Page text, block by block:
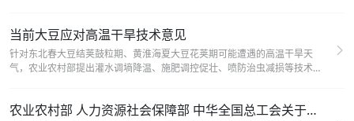
当前大豆应对高温干旱技术意见
针对东北春大豆结荚鼓粒期、黄淮海夏大豆花荚期可能遭遇的高温干旱天
气，农业农村部提出灌水调墒降温、施肥调控促壮、喷防治虫减损等技术措
农业农村部 人力资源社会保障部 中华全国总工会关于举办2024年全国行业职业技能竞赛——第六届全国农业行业职业技能大赛的通知